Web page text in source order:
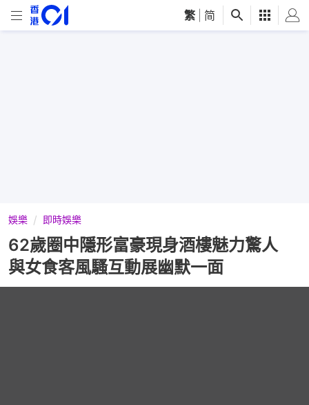
繁 简
娛樂 即時娛樂
62歲圈中隱形富豪現身酒樓魅力驚人
與女食客風騷互動展幽默一面